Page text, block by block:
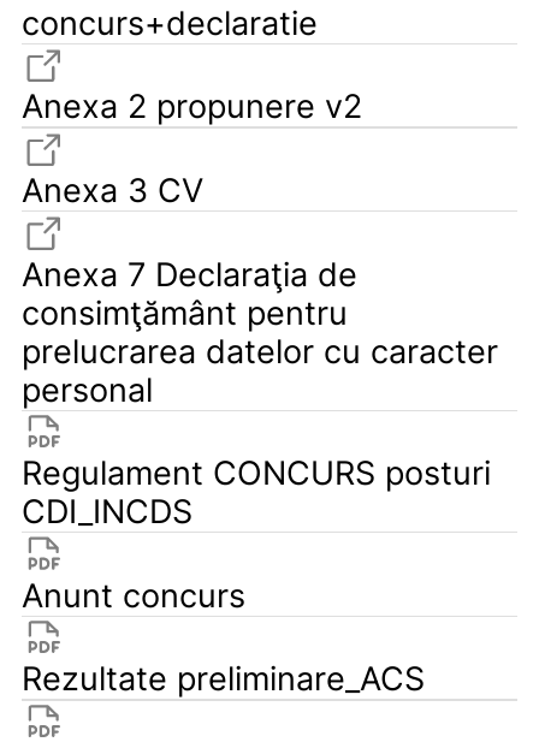
concurs+declaratie
Anexa 2 propunere v2
Anexa 3 CV
Anexa 7 Declaraţia de
consimţământ pentru
prelucrarea datelor cu caracter
personal
Regulament CONCURS posturi
CDI_INCDS
Anunt concurs
Rezultate preliminare_ACS